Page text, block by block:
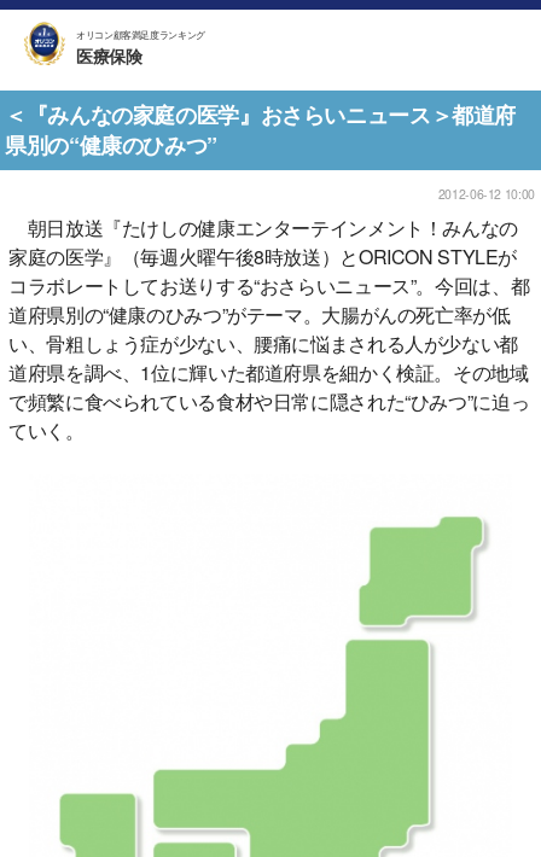
オリコン顧客満足度ランキング
医療保険
＜『みんなの家庭の医学』おさらいニュース＞都道府
県別の“健康のひみつ”
2012-06-12 10:00
朝日放送『たけしの健康エンターテインメント！みんなの
家庭の医学』（毎週火曜午後8時放送）とORICON STYLEが
コラボレートしてお送りする“おさらいニュース”。今回は、都
道府県別の“健康のひみつ”がテーマ。大腸がんの死亡率が低
い、骨粗しょう症が少ない、腰痛に悩まされる人が少ない都
道府県を調べ、1位に輝いた都道府県を細かく検証。その地域
で頻繁に食べられている食材や日常に隠された“ひみつ”に迫っ
ていく。